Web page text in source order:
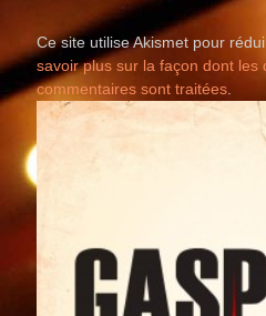
Ce site utilise Akismet pour
savoir plus sur la façon dont les
commentaires sont traitées.